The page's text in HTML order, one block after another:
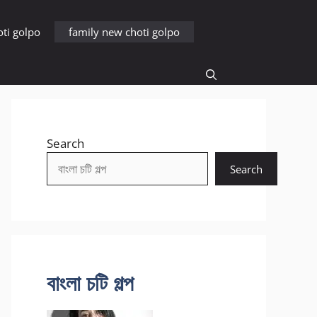
golpo family new choti golpo
Search
Search
বাংলা চটি গল্প